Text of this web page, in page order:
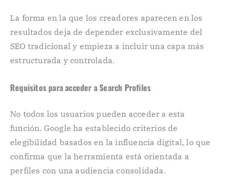
La forma en la que los creadores aparecen en los
resultados deja de depender exclusivamente del
SEO tradicional y empieza a incluir una capa más
estructurada y controlada.
Requisitos para acceder a Search Profiles
No todos los usuarios pueden acceder a esta
función. Google ha establecido criterios de
elegibilidad basados en la influencia digital, lo que
confirma que la herramienta está orientada a
perfiles con una audiencia consolidada.